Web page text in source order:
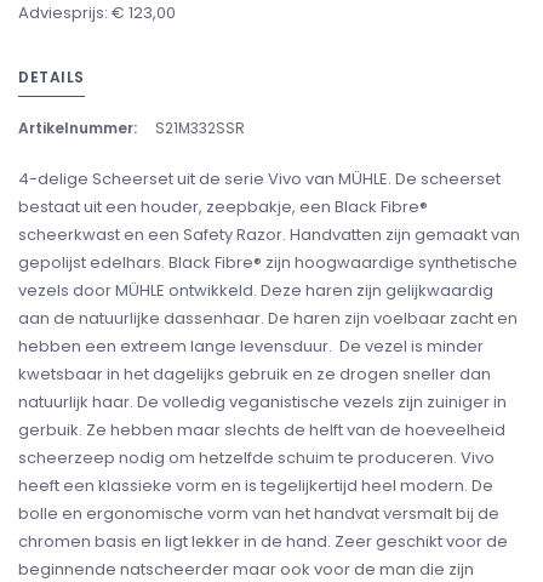
Adviesprijs: € 123,00
DETAILS
Artikelnummer: S21M332SSR
4-delige Scheerset uit de serie Vivo van MÜHLE. De scheerset
bestaat uit een houder, zeepbakje, een Black Fibre®
scheerkwast en een Safety Razor. Handvatten zijn gemaakt van
gepolijst edelhars. Black Fibre® zijn hoogwaardige synthetische
vezels door MÜHLE ontwikkeld. Deze haren zijn gelijkwaardig
aan de natuurlijke dassenhaar. De haren zijn voelbaar zacht en
hebben een extreem lange levensduur. De vezel is minder
kwetsbaar in het dagelijks gebruik en ze drogen sneller dan
natuurlijk haar. De volledig veganistische vezels zijn zuiniger in
gerbuik. Ze hebben maar slechts de helft van de hoeveelheid
scheerzeep nodig om hetzelfde schuim te produceren. Vivo
heeft een klassieke vorm en is tegelijkertijd heel modern. De
bolle en ergonomische vorm van het handvat versmalt bij de
chromen basis en ligt lekker in de hand. Zeer geschikt voor de
beginnende natscheerder maar ook voor de man die zijn